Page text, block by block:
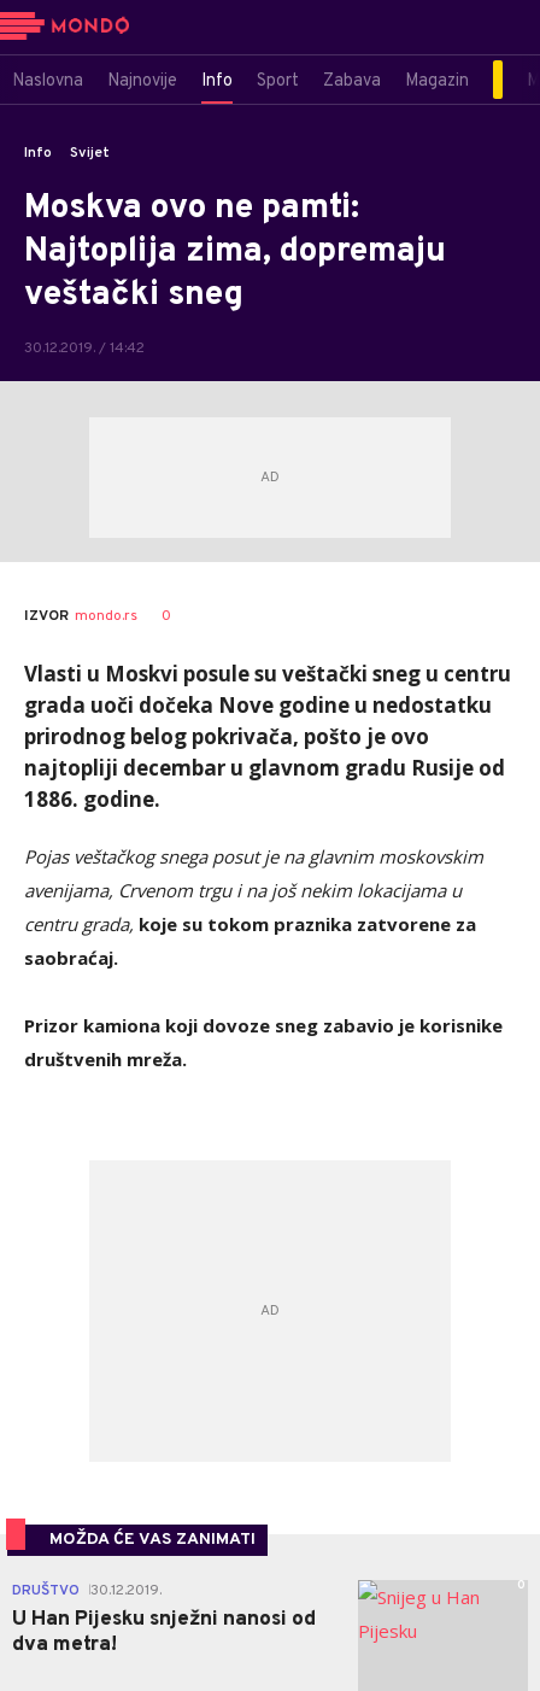
Naslovna Najnovije Info Sport Zabava Magazin
Info Svijet
Moskva ovo ne pamti:
Najtoplija zima, dopremaju
veštački sneg
30.12.2019. / 14:42
AUTOR 1
IZVOR mondo.rs 0
Vlasti u Moskvi posule su veštački sneg u centru
grada uoči dočeka Nove godine u nedostatku
prirodnog belog pokrivača, pošto je ovo
najtopliji decembar u glavnom gradu Rusije od
1886. godine.
Pojas veštačkog snega posut je na glavnim moskovskim
avenijama, Crvenom trgu i na još nekim lokacijama u
centru grada, koje su tokom praznika zatvorene za
saobraćaj.
Prizor kamiona koji dovoze sneg zabavio je korisnike
društvenih mreža.
MOŽDA ĆE VAS ZANIMATI
DRUŠTVO 30.12.2019.
U Han Pijesku snježni nanosi od
dva metra!
0